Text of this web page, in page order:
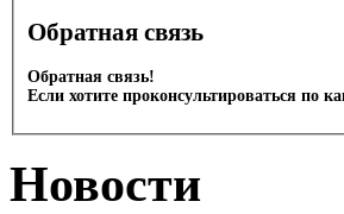
Обратная связь
Обратная связь!
Если хотите проконсультироваться по
Новости